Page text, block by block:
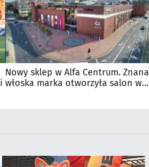
Nowy sklep w Alfa Centrum. Znana
włoska marka otworzyła salon w